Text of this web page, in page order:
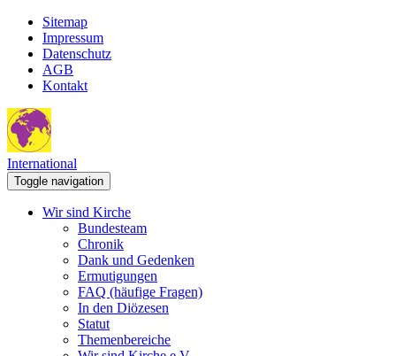
Sitemap
Impressum
Datenschutz
AGB
Kontakt
International
Toggle navigation
Wir sind Kirche
Bundesteam
Chronik
Dank und Gedenken
Ermutigungen
FAQ (häufige Fragen)
In den Diözesen
Statut
Themenbereiche